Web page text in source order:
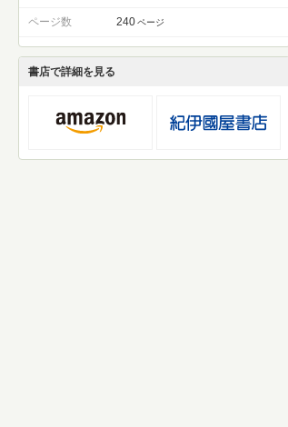
ページ数 240 ページ
書店で詳細を見る